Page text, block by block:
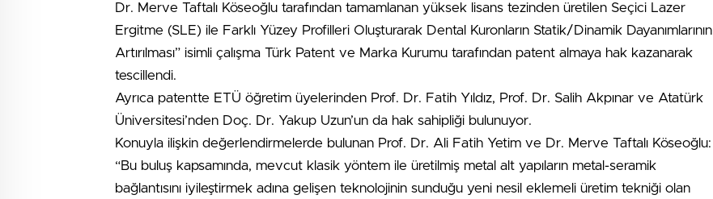
Dr. Merve Taftalı Köseoğlu tarafından tamamlanan yüksek lisans tezinden üretilen Seçici Lazer
Ergitme (SLE) ile Farklı Yüzey Profilleri Oluşturarak Dental Kuronların Statik/Dinamik Dayanımlarının
Artırılması” isimli çalışma Türk Patent ve Marka Kurumu tarafından patent almaya hak kazanarak
tescillendi.
Ayrıca patentte ETÜ öğretim üyelerinden Prof. Dr. Fatih Yıldız, Prof. Dr. Salih Akpınar ve Atatürk
Üniversitesi’nden Doç. Dr. Yakup Uzun’un da hak sahipliği bulunuyor.
Konuyla ilişkin değerlendirmelerde bulunan Prof. Dr. Ali Fatih Yetim ve Dr. Merve Taftalı Köseoğlu:
“Bu buluş kapsamında, mevcut klasik yöntem ile üretilmiş metal alt yapıların metal-seramik
bağlantısını iyileştirmek adına gelişen teknolojinin sunduğu yeni nesil eklemeli üretim tekniği olan